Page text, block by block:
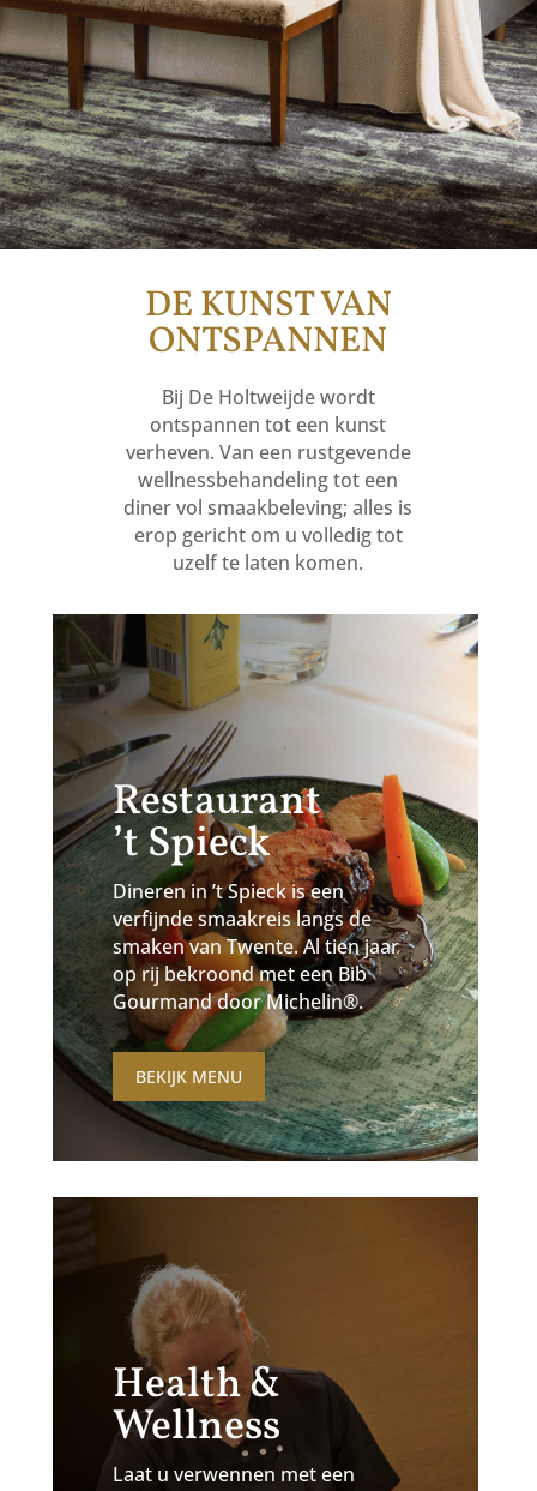
DE KUNST VAN
ONTSPANNEN
Bij De Holtweijde wordt
ontspannen tot een kunst
verheven. Van een rustgevende
wellnessbehandeling tot een
diner vol smaakbeleving; alles is
erop gericht om u volledig tot
uzelf te laten komen.
Restaurant
’t Spieck
Dineren in ’t Spieck is een
verfijnde smaakreis langs de
smaken van Twente. Al tien jaar
op rij bekroond met een Bib
Gourmand door Michelin®.
BEKIJK MENU
Health &
Wellness
Laat u verwennen met een